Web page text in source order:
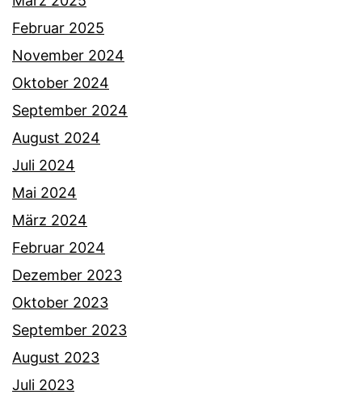
Februar 2025
November 2024
Oktober 2024
September 2024
August 2024
Juli 2024
Mai 2024
März 2024
Februar 2024
Dezember 2023
Oktober 2023
September 2023
August 2023
Juli 2023